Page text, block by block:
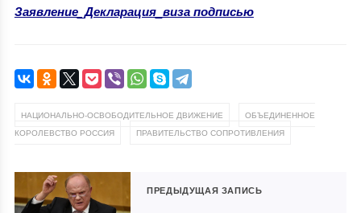
Заявление_Декларация_виза подписью
НАЦИОНАЛЬНО-ОСВОБОДИТЕЛЬНОЕ ДВИЖЕНИЕ
ОБЪЕДИНЕННОЕ
КОРОЛЕВСТВО РОССИЯ
ПРАВИТЕЛЬСТВО СОПРОТИВЛЕНИЯ
ПРЕДЫДУЩАЯ ЗАПИСЬ